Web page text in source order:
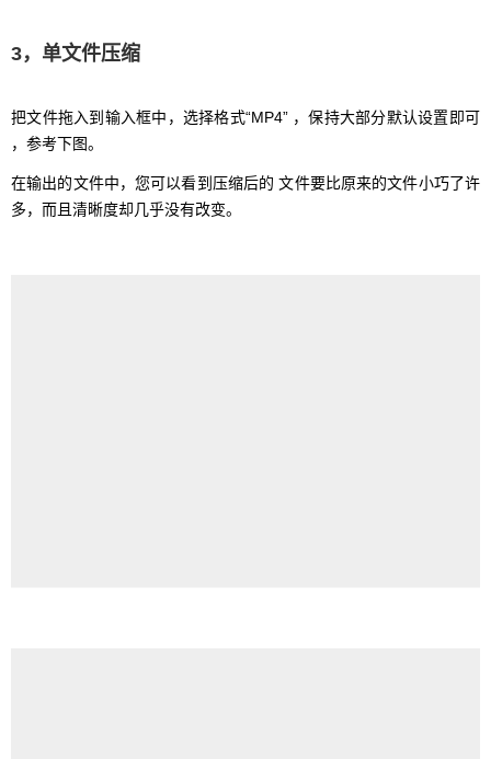
3，单文件压缩
把文件拖入到输入框中，选择格式“MP4” ，保持大部分默认设置即可
，参考下图。
在输出的文件中，您可以看到压缩后的 文件要比原来的文件小巧了许
多，而且清晰度却几乎没有改变。